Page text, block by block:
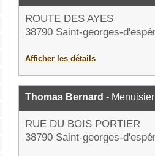
ROUTE DES AYES
38790 Saint-georges-
Afficher les détails
Thomas Bernard - Menuisier
RUE DU BOIS PORTIER
38790 Saint-georges-